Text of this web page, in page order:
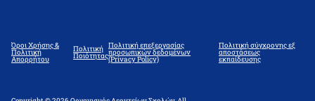
Όροι Χρήσης &
Πολιτική
Απορρήτου
Πολιτική
Ποιότητας
Πολιτική επεξεργασίας
προσωπικών δεδομένων
(Privacy Policy)
Πολιτική σύγχρονης εξ
αποστάσεως
εκπαίδευσης